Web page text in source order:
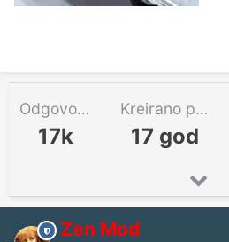
Odgovora
17k
Kreirano pre
17 god
Zen Mod